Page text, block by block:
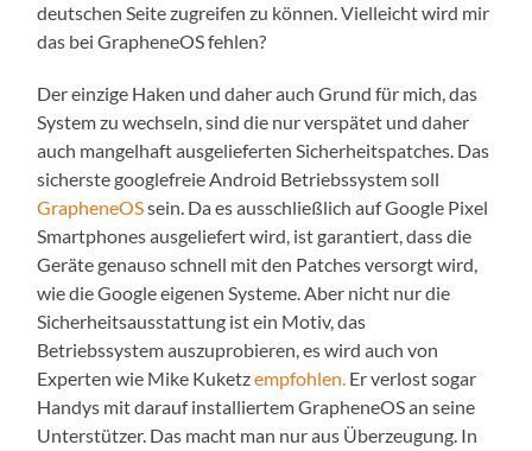
deutschen Seite zugreifen zu können. Vielleicht wird mir
das bei GrapheneOS fehlen?
Der einzige Haken und daher auch Grund für mich, das
System zu wechseln, sind die nur verspätet und daher
auch mangelhaft ausgelieferten Sicherheitspatches. Das
sicherste googlefreie Android Betriebssystem soll
GrapheneOSsein. Da es ausschließlich auf Google Pixel
Smartphones ausgeliefert wird, ist garantiert, dass die
Geräte genauso schnell mit den Patches versorgt wird,
wie die Google eigenen Systeme. Aber nicht nur die
Sicherheitsausstattung ist ein Motiv, das
Betriebssystem auszuprobieren, es wird auch von
Experten wie Mike Kuketzempfohlen. Er verlost sogar
Handys mit darauf installiertem GrapheneOS an seine
Unterstützer. Das macht man nur aus Überzeugung. In